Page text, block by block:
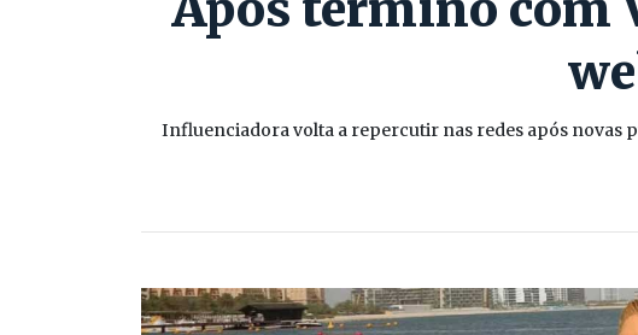
Influenciadora volta a repercutir nas redes após novas